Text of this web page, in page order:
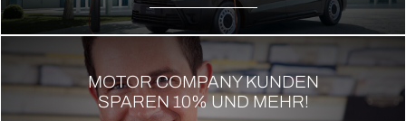
MOTOR COMPANY KUNDEN
SPAREN 10% UND MEHR!